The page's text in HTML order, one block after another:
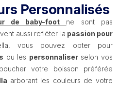
Personnalisés
de baby-foot
ne sont pas
aussi refléter la passion pour
vous pouvez opter pour
ou les personnaliserselon vos
votre boisson préférée
arborant les couleurs de votre